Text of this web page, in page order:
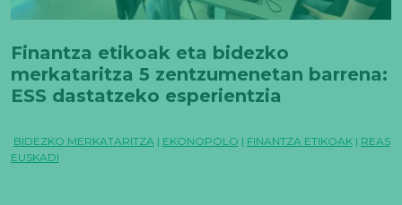
Finantza etikoak eta bidezko
merkataritza 5 zentzumenetan barrena:
ESS dastatzeko esperientzia
BIDEZKO MERKATARITZA | EKONOPOLO | FINANTZA ETIKOAK | REAS
EUSKADI